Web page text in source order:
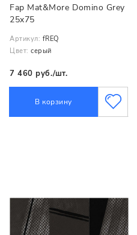
Fap Mat&More Domino Grey
25x75
Артикул: fREQ
Цвет: серый
7 460 руб./шт.
В корзину